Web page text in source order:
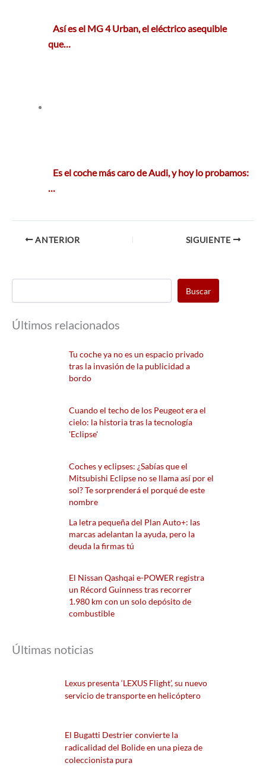
Así es el MG 4 Urban, el eléctrico asequible
que…
Es el coche más caro de Audi, y hoy lo probamos:
…
ANTERIOR SIGUIENTE
Buscar
Últimos relacionados
Tu coche ya no es un espacio privado
tras la invasión de la publicidad a
bordo
Cuando el techo de los Peugeot era el
cielo: la historia tras la tecnología
'Eclipse'
Coches y eclipses: ¿Sabías que el
Mitsubishi Eclipse no se llama así por el
sol? Te sorprenderá el porqué de este
nombre
La letra pequeña del Plan Auto+: las
marcas adelantan la ayuda, pero la
deuda la firmas tú
El Nissan Qashqai e-POWER registra
un Récord Guinness tras recorrer
1.980 km con un solo depósito de
combustible
Últimas noticias
Lexus presenta ‘LEXUS Flight’, su nuevo
servicio de transporte en helicóptero
El Bugatti Destrier convierte la
radicalidad del Bolide en una pieza de
coleccionista pura